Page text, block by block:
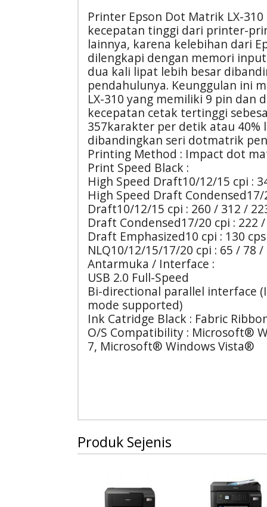
Printer Epson Dot Matrik LX-
kecepatan tinggi dari printer-
lainnya, karena kelebihan dari
dilengkapi dengan memori
dua kali lipat lebih besar
pendahulunya. Keunggulan ini
LX-310 yang memiliki 9 pin dan
kecepatan cetak tertinggi
357karakter per detik atau 40%
dibandingkan seri dotmatrik
Printing Method : Impact dot
Print Speed Black :
High Speed Draft10/12/15 cpi :
High Speed Draft Condensed17/
Draft10/12/15 cpi : 260 / 312 /
Draft Condensed17/20 cpi : 222
Draft Emphasized10 cpi : 130 cps
NLQ10/12/15/17/20 cpi : 65 / 78
Antarmuka / Interface :
USB 2.0 Full-Speed
Bi-directional parallel interface
mode supported)
Ink Catridge Black : Fabric
O/S Compatibility : Microsoft®
7, Microsoft® Windows Vista®
Produk Sejenis